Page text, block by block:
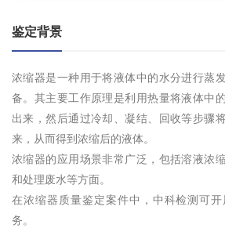
鉴定背景
浓缩器是一种用于将液体中的水分进行蒸
备。其主要工作原理是利用热量将液体中
出来，然后通过冷却、凝结、回收等步骤
来，从而得到浓缩后的液体。
浓缩器的应用场景非常广泛，包括溶液浓
和处理废水等方面。
在浓缩器质量鉴定案件中，中科检测可
务。